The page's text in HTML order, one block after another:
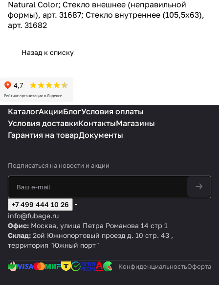
Natural Color; Стекло внешнее (неправильной
формы), арт. 31687; Стекло внутреннее (105,5х63),
арт. 31682
Назад к списку
КаталогАкцииБлогУсловия оплаты
Условия доставкиКонтактыМагазины
Гарантия на товарДокументы
Подписаться на новости и акции
+7 499 444 10 26
info@fubage.ru
Офис: Москва, улица Петра Романова 14 стр 1
Склад: 2ой Южнопортовый проезд д. 10 стр. 43 ,
территория "Южный порт"
КонфиденциальностьОферта